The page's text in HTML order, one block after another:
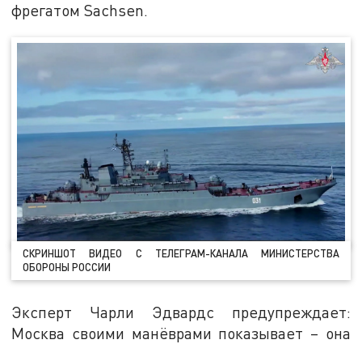
фрегатом Sachsen.
СКРИНШОТ ВИДЕО С ТЕЛЕГРАМ-КАНАЛА МИНИСТЕРСТВА
ОБОРОНЫ РОССИИ
Эксперт Чарли Эдвардс предупреждает:
Москва своими манёврами показывает – она